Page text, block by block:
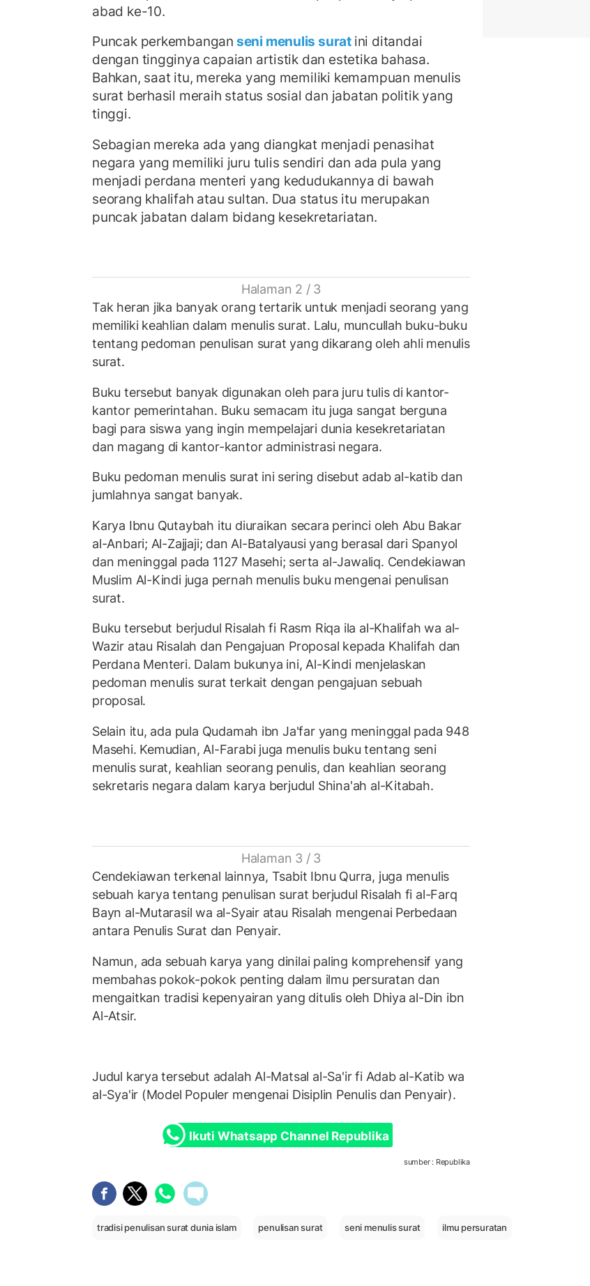
abad ke-10.
Puncak perkembangan seni menulis surat ini ditandai
dengan tingginya capaian artistik dan estetika bahasa.
Bahkan, saat itu, mereka yang memiliki kemampuan menulis
surat berhasil meraih status sosial dan jabatan politik yang
tinggi.
Sebagian mereka ada yang diangkat menjadi penasihat
negara yang memiliki juru tulis sendiri dan ada pula yang
menjadi perdana menteri yang kedudukannya di bawah
seorang khalifah atau sultan. Dua status itu merupakan
puncak jabatan dalam bidang kesekretariatan.
Halaman 2 / 3
Tak heran jika banyak orang tertarik untuk menjadi seorang yang
memiliki keahlian dalam menulis surat. Lalu, muncullah buku-buku
tentang pedoman penulisan surat yang dikarang oleh ahli menulis
surat.
Buku tersebut banyak digunakan oleh para juru tulis di kantor-
kantor pemerintahan. Buku semacam itu juga sangat berguna
bagi para siswa yang ingin mempelajari dunia kesekretariatan
dan magang di kantor-kantor administrasi negara.
Buku pedoman menulis surat ini sering disebut adab al-katib dan
jumlahnya sangat banyak.
Karya Ibnu Qutaybah itu diuraikan secara perinci oleh Abu Bakar
al-Anbari; Al-Zajjaji; dan Al-Batalyausi yang berasal dari Spanyol
dan meninggal pada 1127 Masehi; serta al-Jawaliq. Cendekiawan
Muslim Al-Kindi juga pernah menulis buku mengenai penulisan
surat.
Buku tersebut berjudul Risalah fi Rasm Riqa ila al-Khalifah wa al-
Wazir atau Risalah dan Pengajuan Proposal kepada Khalifah dan
Perdana Menteri. Dalam bukunya ini, Al-Kindi menjelaskan
pedoman menulis surat terkait dengan pengajuan sebuah
proposal.
Selain itu, ada pula Qudamah ibn Ja'far yang meninggal pada 948
Masehi. Kemudian, Al-Farabi juga menulis buku tentang seni
menulis surat, keahlian seorang penulis, dan keahlian seorang
sekretaris negara dalam karya berjudul Shina'ah al-Kitabah.
Halaman 3 / 3
Cendekiawan terkenal lainnya, Tsabit Ibnu Qurra, juga menulis
sebuah karya tentang penulisan surat berjudul Risalah fi al-Farq
Bayn al-Mutarasil wa al-Syair atau Risalah mengenai Perbedaan
antara Penulis Surat dan Penyair.
Namun, ada sebuah karya yang dinilai paling komprehensif yang
membahas pokok-pokok penting dalam ilmu persuratan dan
mengaitkan tradisi kepenyairan yang ditulis oleh Dhiya al-Din ibn
Al-Atsir.
Judul karya tersebut adalah Al-Matsal al-Sa'ir fi Adab al-Katib wa
al-Sya'ir (Model Populer mengenai Disiplin Penulis dan Penyair).
Ikuti Whatsapp Channel Republika
sumber : Republika
tradisi penulisan surat dunia islam penulisan surat seni menulis surat ilmu persuratan